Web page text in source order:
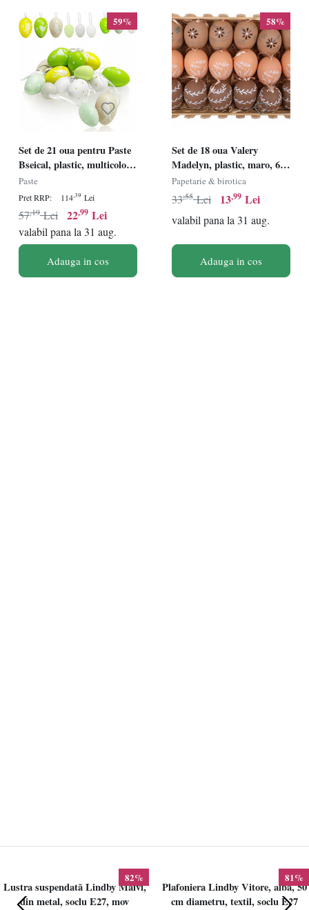
59%
Set de 21 oua pentru Paste
Bseical, plastic, multicolor,
4/5/6 cm
Paste
Pret RRP: 114,39 Lei
22,99 Lei
57,19 Lei
valabil pana la 31 aug.
Adauga in cos
58%
Set de 18 oua Valery
Madelyn, plastic, maro, 6
cm
Papetarie & birotica
13,99 Lei
33,55 Lei
valabil pana la 31 aug.
Adauga in cos
82%
Lustra suspendată Lindby Maivi,
din metal, soclu E27, mov
81%
Plafoniera Lindby Vitore, alba, 50
cm diametru, textil, soclu E27